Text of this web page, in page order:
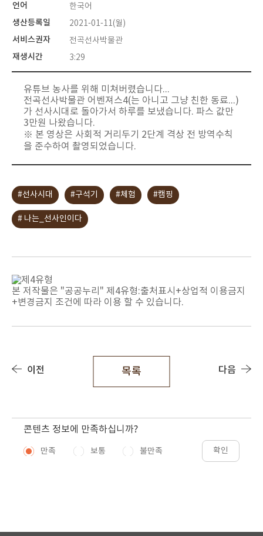
언어 한국어
생산등록일 2021-01-11(월)
서비스권자 전곡선사박물관
재생시간 3:29
유튜브 농사를 위해 미쳐버렸습니다...
전곡선사박물관 어벤져스4(는 아니고 그냥 친한 동료...)
가 선사시대로 돌아가서 하루를 보냈습니다. 파스 값만
3만원 나왔습니다.
※ 본 영상은 사회적 거리두기 2단계 격상 전 방역수칙
을 준수하여 촬영되었습니다.
#선사시대 #구석기 #체험 #캠핑
# 나는_선사인이다
본 저작물은 "공공누리" 제4유형:출처표시+상업적 이용금지
+변경금지 조건에 따라 이용 할 수 있습니다.
이전 목록 다음
콘텐츠 정보에 만족하십니까?
만족 보통 불만족 확인